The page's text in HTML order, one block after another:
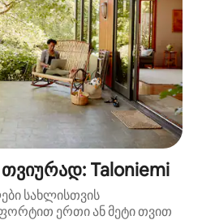
Taloniemi
სახლისთვის
ერთი ან მეტი თვით